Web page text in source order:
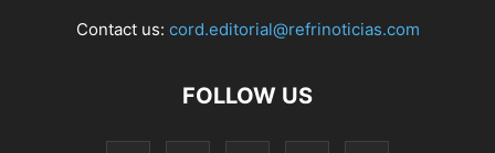
Contact us: cord.editorial@refrinoticias.com
FOLLOW US